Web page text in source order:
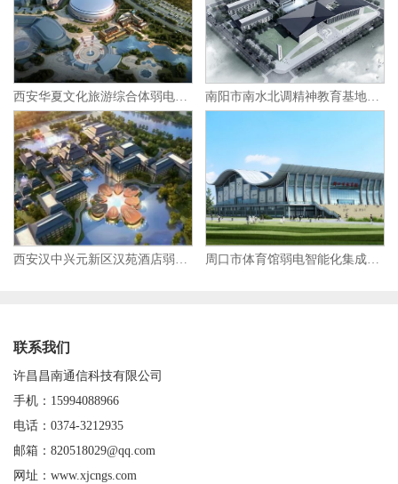
西安汉中兴元新区汉苑酒店弱电智能化集成项目 周口市体育馆弱电智能化集成项目
联系我们
许昌昌南通信科技有限公司
手机：15994088966
电话：0374-3212935
邮箱：820518029@qq.com
网址：www.xjcngs.com